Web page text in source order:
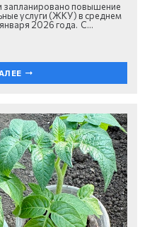
запланировано повышение
услуги (ЖКУ) в среднем
2026 года. С…